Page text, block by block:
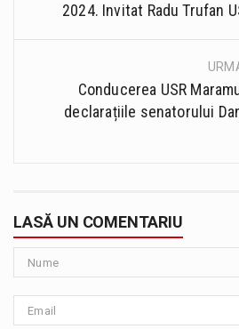
2024. Invitat Radu Trufan
Conducerea USR
declarațiile senatorului
LASĂ UN COMENTARIU